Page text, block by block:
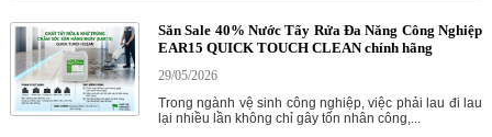
Săn Sale 40% Nước Tẩy Rửa Đa Năng Công Nghiệp
EAR15 QUICK TOUCH CLEAN chính hãng
29/05/2026
Trong ngành vệ sinh công nghiệp, việc phải lau đi lau
lại nhiều lần không chỉ gây tốn nhân công,...